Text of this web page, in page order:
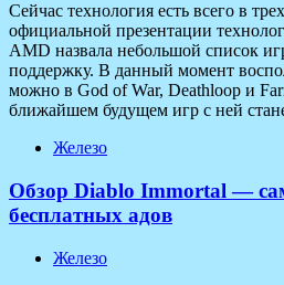
Сейчас технология есть всего в
официальной презентации
AMD назвала небольшой список
поддержку. В данный момент
можно в God of War, Deathloop и
ближайшем будущем игр с ней
Железо
Обзор Diablo Immortal —
бесплатных адов
Железо